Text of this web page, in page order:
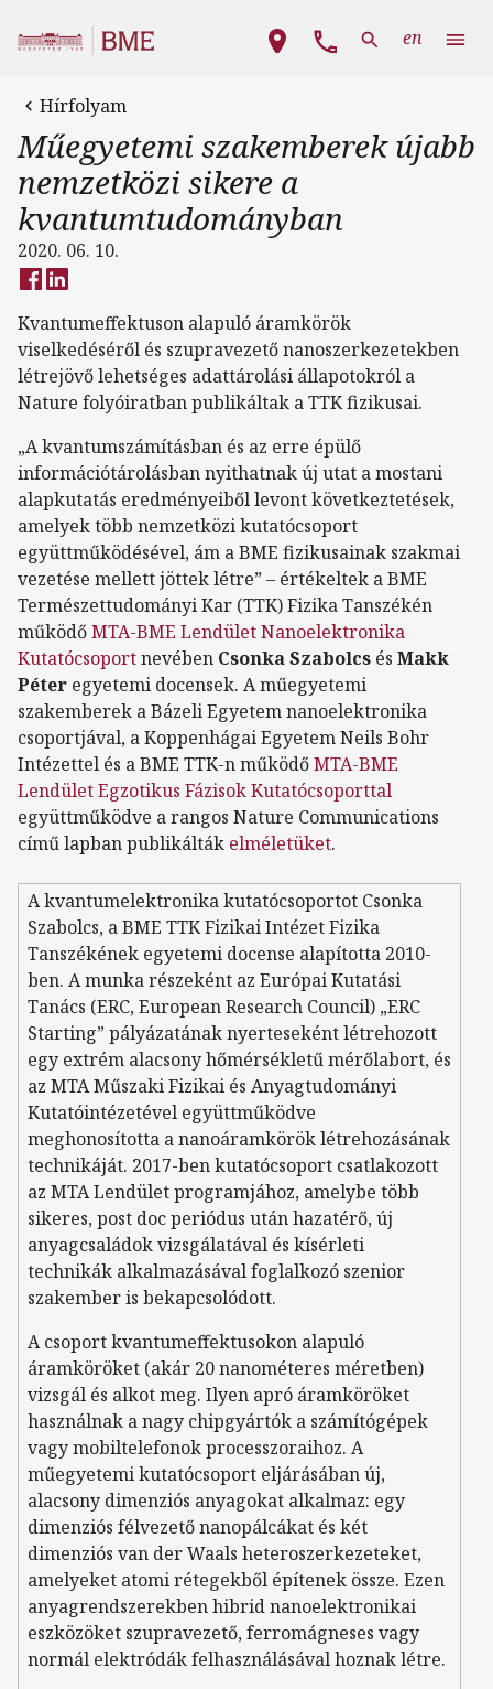
Fő navigáció
en
Hírfolyam
Műegyetemi szakemberek újabb
nemzetközi sikere a
kvantumtudományban
2020. 06. 10.
Kvantumeffektuson alapuló áramkörök
viselkedéséről és szupravezető nanoszerkezetekben
létrejövő lehetséges adattárolási állapotokról a
Nature folyóiratban publikáltak a TTK fizikusai.
„A kvantumszámításban és az erre épülő
információtárolásban nyithatnak új utat a mostani
alapkutatás eredményeiből levont következtetések,
amelyek több nemzetközi kutatócsoport
együttműködésével, ám a BME fizikusainak szakmai
vezetése mellett jöttek létre” – értékeltek a BME
Természettudományi Kar (TTK) Fizika Tanszékén
működőMTA-BME Lendület Nanoelektronika
Kutatócsoportnevében Csonka Szabolcs és Makk
Péter egyetemi docensek. A műegyetemi
szakemberek a Bázeli Egyetem nanoelektronika
csoportjával, a Koppenhágai Egyetem Neils Bohr
Intézettel és a BME TTK-n működőMTA-BME
Lendület Egzotikus Fázisok Kutatócsoporttal
együttműködve a rangos Nature Communications
című lapban publikálták elméletüket.
A kvantumelektronika kutatócsoportot Csonka
Szabolcs, a BME TTK Fizikai Intézet Fizika
Tanszékének egyetemi docense alapította 2010-
ben. A munka részeként az Európai Kutatási
Tanács (ERC, European Research Council) „ERC
Starting” pályázatának nyerteseként létrehozott
egy extrém alacsony hőmérsékletű mérőlabort, és
az MTA Műszaki Fizikai és Anyagtudományi
Kutatóintézetével együttműködve
meghonosította a nanoáramkörök létrehozásának
technikáját. 2017-ben kutatócsoport csatlakozott
az MTA Lendület programjához, amelybe több
sikeres, post doc periódus után hazatérő, új
anyagcsaládok vizsgálatával és kísérleti
technikák alkalmazásával foglalkozó szenior
szakember is bekapcsolódott.
A csoport kvantumeffektusokon alapuló
áramköröket (akár 20 nanométeres méretben)
vizsgál és alkot meg. Ilyen apró áramköröket
használnak a nagy chipgyártók a számítógépek
vagy mobiltelefonok processzoraihoz. A
műegyetemi kutatócsoport eljárásában új,
alacsony dimenziós anyagokat alkalmaz: egy
dimenziós félvezető nanopálcákat és két
dimenziós van der Waals heteroszerkezeteket,
amelyeket atomi rétegekből építenek össze. Ezen
anyagrendszerekben hibrid nanoelektronikai
eszközöket szupravezető, ferromágneses vagy
normál elektródák felhasználásával hoznak létre.